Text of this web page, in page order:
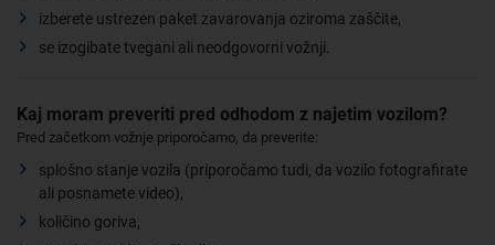
izberete ustrezen paket zavarovanja oziroma zaščite,
se izogibate tvegani ali neodgovorni vožnji.
Kaj moram preveriti pred odhodom z najetim vozilom?
Pred začetkom vožnje priporočamo, da preverite:
splošno stanje vozila (priporočamo tudi, da vozilo fotografirate
ali posnamete video),
količino goriva,